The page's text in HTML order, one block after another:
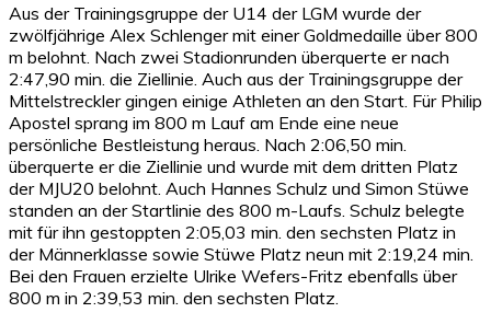
Aus der Trainingsgruppe der U14 der LGM wurde der
zwölfjährige Alex Schlenger mit einer Goldmedaille über 800
m belohnt. Nach zwei Stadionrunden überquerte er nach
2:47,90 min. die Ziellinie. Auch aus der Trainingsgruppe der
Mittelstreckler gingen einige Athleten an den Start. Für Philip
Apostel sprang im 800 m Lauf am Ende eine neue
persönliche Bestleistung heraus. Nach 2:06,50 min.
überquerte er die Ziellinie und wurde mit dem dritten Platz
der MJU20 belohnt. Auch Hannes Schulz und Simon Stüwe
standen an der Startlinie des 800 m-Laufs. Schulz belegte
mit für ihn gestoppten 2:05,03 min. den sechsten Platz in
der Männerklasse sowie Stüwe Platz neun mit 2:19,24 min.
Bei den Frauen erzielte Ulrike Wefers-Fritz ebenfalls über
800 m in 2:39,53 min. den sechsten Platz.